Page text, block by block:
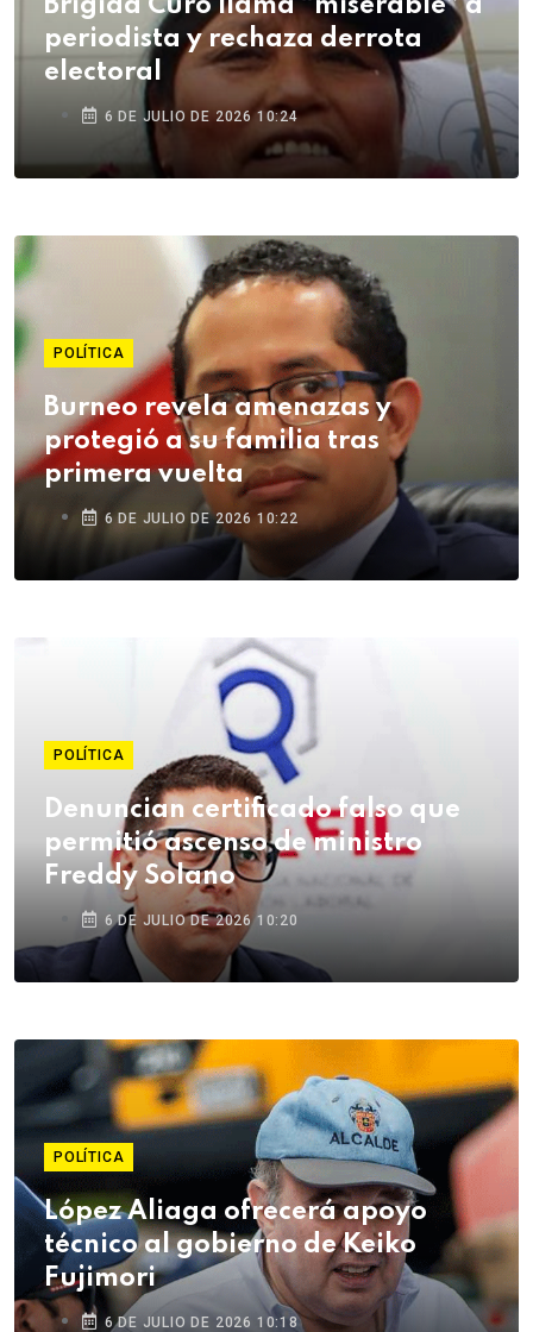
Brígida Curo llama “miserable” a
periodista y rechaza derrota
electoral
6 DE JULIO DE 2026 10:24
POLÍTICA
Burneo revela amenazas y
protegió a su familia tras
primera vuelta
6 DE JULIO DE 2026 10:22
POLÍTICA
Denuncian certificado falso que
permitió ascenso de ministro
Freddy Solano
6 DE JULIO DE 2026 10:20
POLÍTICA
López Aliaga ofrecerá apoyo
técnico al gobierno de Keiko
Fujimori
6 DE JULIO DE 2026 10:18